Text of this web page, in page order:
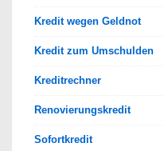
Kredit wegen Geldnot
Kredit zum Umschulden
Kreditrechner
Renovierungskredit
Sofortkredit